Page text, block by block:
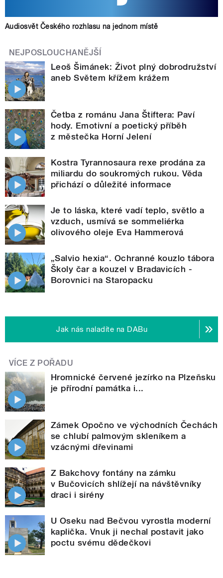
Audiosvět Českého rozhlasu na jednom místě
NEJPOSLOUCHANĚJŠÍ
Leoš Šimánek: Život plný dobrodružství
aneb Světem křížem krážem
Četba z románu Jana Štiftera: Paví
hody. Emotivní a poetický příběh
z městečka Horní Jelení
Kostra Tyrannosaura rexe prodána za
miliardu do soukromých rukou. Věda
přichází o důležité informace
Je to láska, které vadí teplo, světlo a
vzduch, usmívá se sommeliérka
olivového oleje Eva Hammerová
„Salvio hexia“. Ochranné kouzlo tábora
Školy čar a kouzel v Bradavicích -
Borovnici na Staropacku
Jak nás naladíte na DABu
VÍCE Z POŘADU
Hromnické červené jezírko na Plzeňsku
je přírodní památka i...
Zámek Opočno ve východních Čechách
se chlubí palmovým skleníkem a
vzácnými dřevinami
Z Bakchovy fontány na zámku
v Bučovicích shlížejí na návštěvníky
draci i sirény
U Oseku nad Bečvou vyrostla moderní
kaplička. Vnuk ji nechal postavit jako
poctu svému dědečkovi